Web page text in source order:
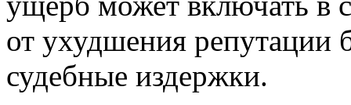
от ухудшения репутации
судебные издержки.